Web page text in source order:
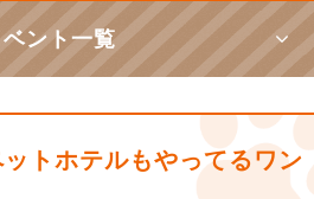
ント一覧
ットホテルもやってるワン